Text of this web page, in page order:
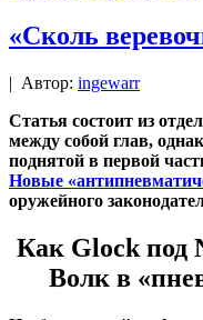
«Сколь
| Автор: ingewarr
Статья состоит из
между собой глав,
поднятой в первой
Новые
оружейного
Как Glock под
Волк в